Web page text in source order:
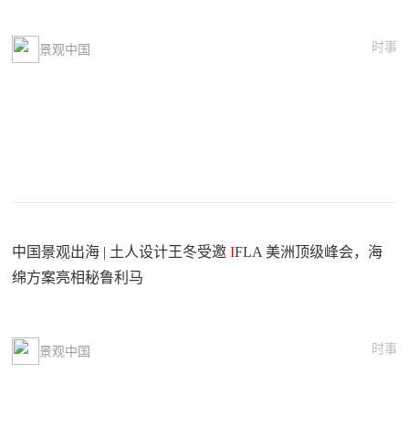
景观中国 时事
中国景观出海 | 土人设计王冬受邀IFLA 美洲顶级峰会，海
绵方案亮相秘鲁利马
景观中国 时事